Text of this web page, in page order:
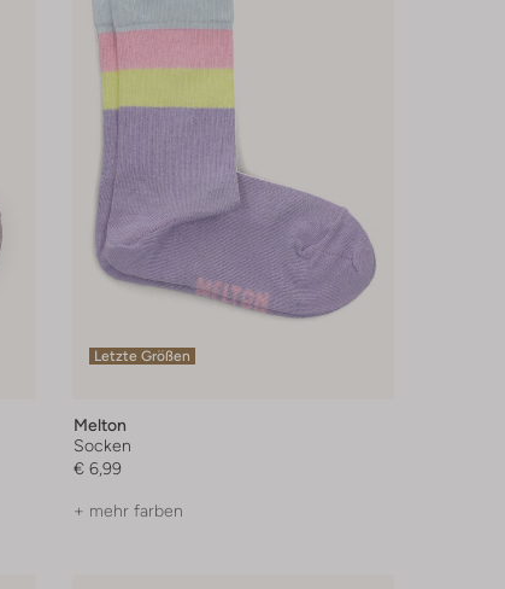
Letzte Größen
Melton
Socken
€ 6,99
+ mehr farben